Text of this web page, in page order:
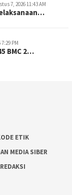
7, 2026 11:43 AM
PM
BMC 2…
ETIK
MEDIA SIBER
REDAKSI